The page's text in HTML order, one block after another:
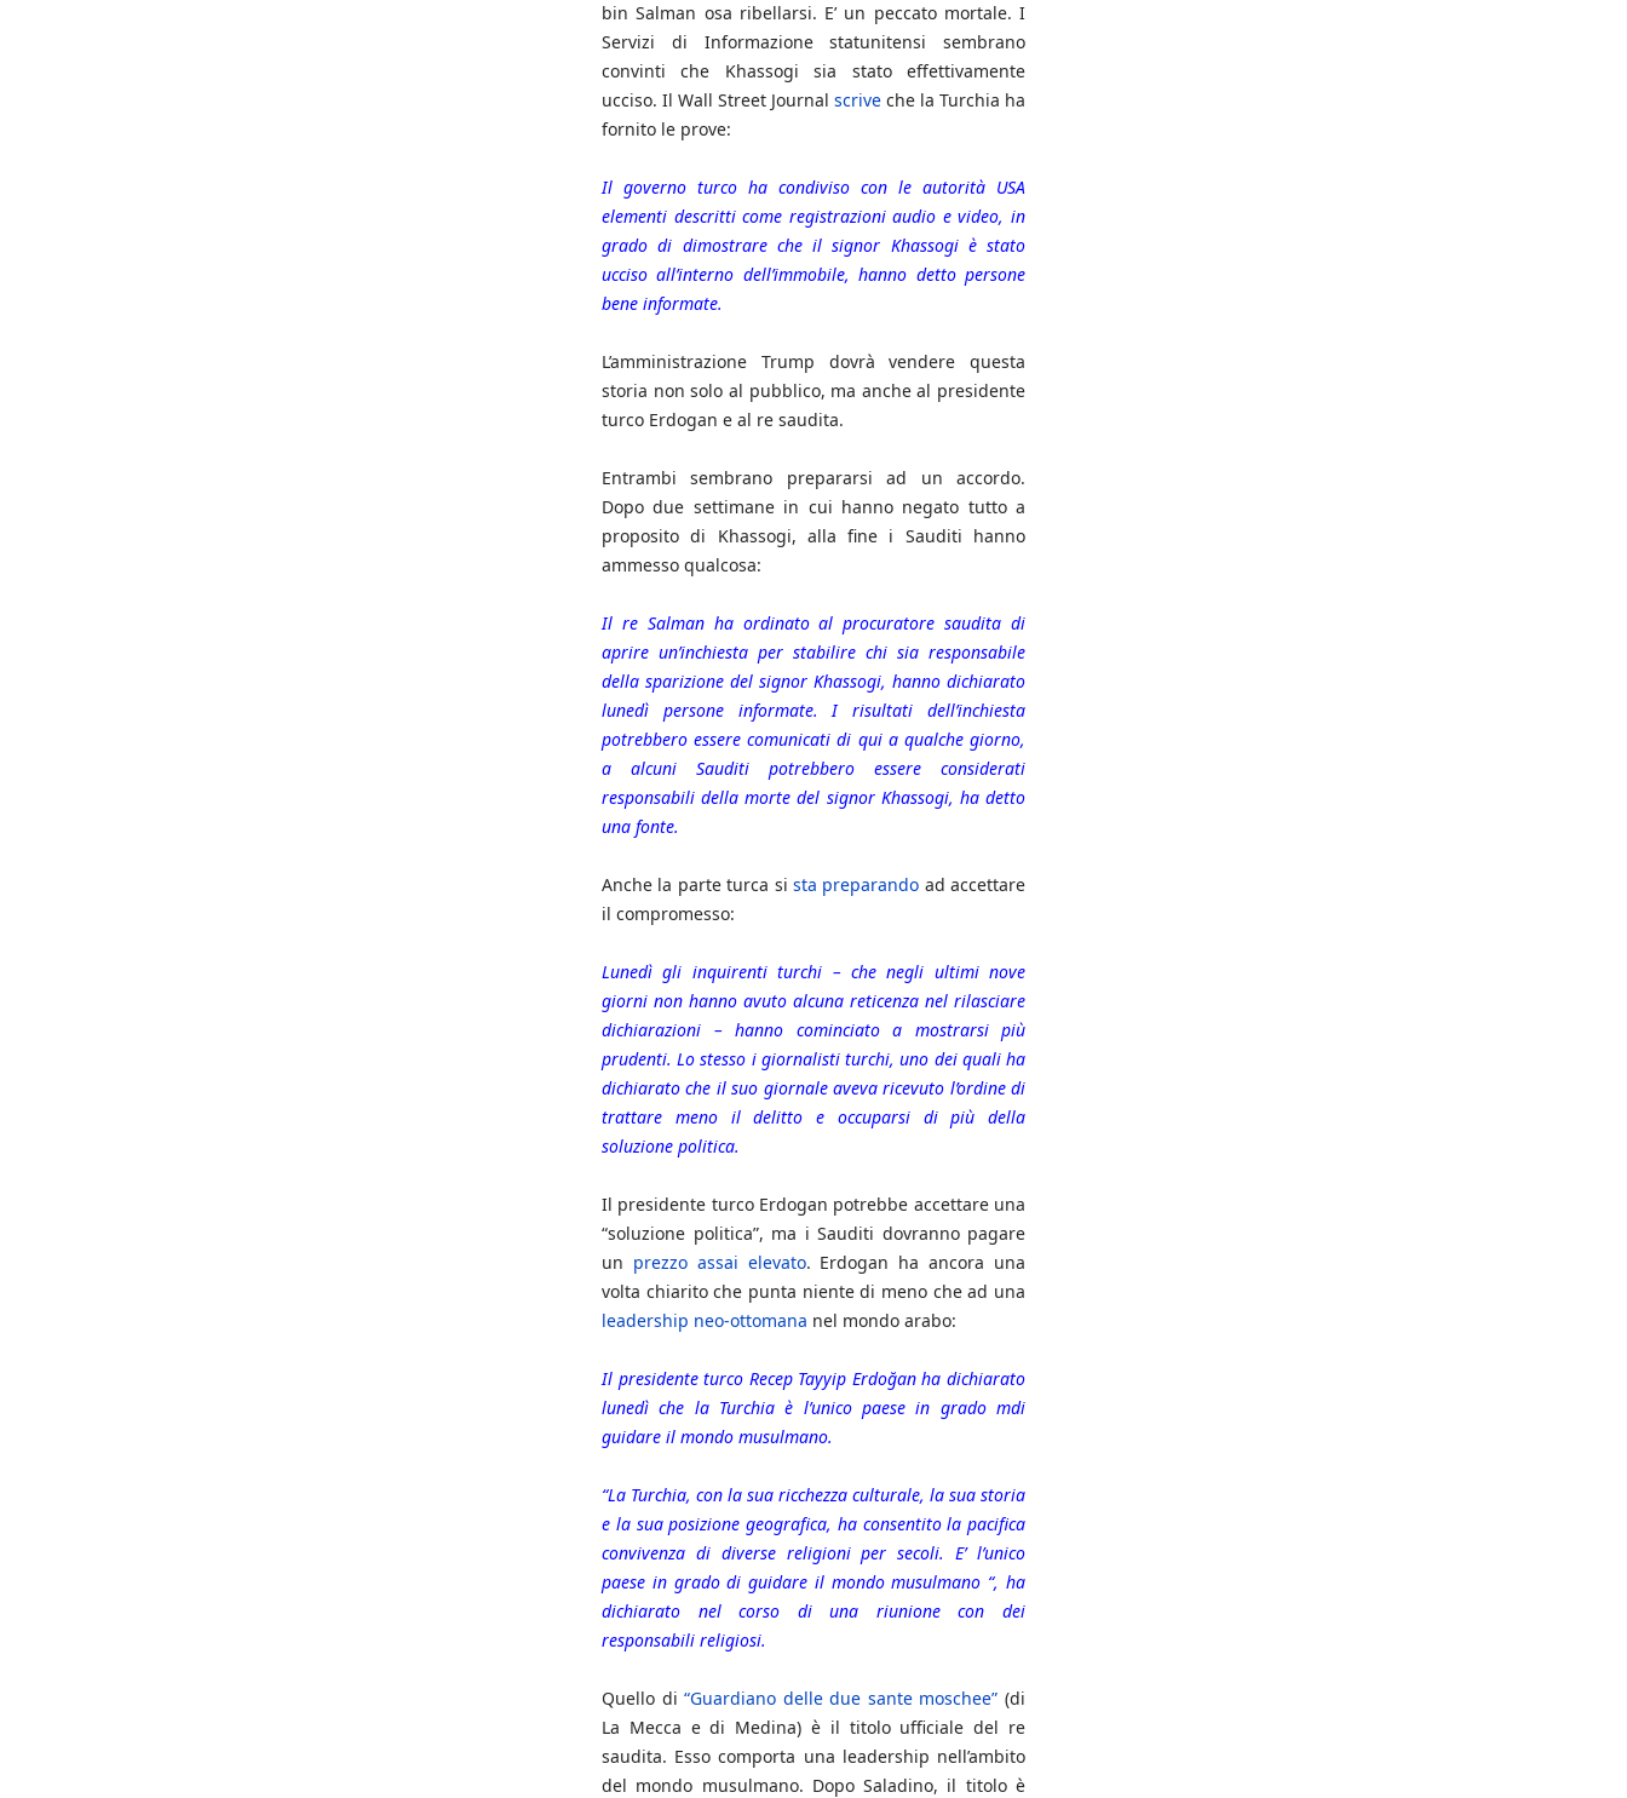
bin Salman osa ribellarsi. E’ un peccato mortale. I
Servizi di Informazione statunitensi sembrano
convinti che Khassogi sia stato effettivamente
ucciso. Il Wall Street Journal scrive che la Turchia ha
fornito le prove:
Il governo turco ha condiviso con le autorità USA
elementi descritti come registrazioni audio e video, in
grado di dimostrare che il signor Khassogi è stato
ucciso all’interno dell’immobile, hanno detto persone
bene informate.
L’amministrazione Trump dovrà vendere questa
storia non solo al pubblico, ma anche al presidente
turco Erdogan e al re saudita.
Entrambi sembrano prepararsi ad un accordo.
Dopo due settimane in cui hanno negato tutto a
proposito di Khassogi, alla fine i Sauditi hanno
ammesso qualcosa:
Il re Salman ha ordinato al procuratore saudita di
aprire un’inchiesta per stabilire chi sia responsabile
della sparizione del signor Khassogi, hanno dichiarato
lunedì persone informate. I risultati dell’inchiesta
potrebbero essere comunicati di qui a qualche giorno,
a alcuni Sauditi potrebbero essere considerati
responsabili della morte del signor Khassogi, ha detto
una fonte.
Anche la parte turca si sta preparando ad accettare
il compromesso:
Lunedì gli inquirenti turchi – che negli ultimi nove
giorni non hanno avuto alcuna reticenza nel rilasciare
dichiarazioni – hanno cominciato a mostrarsi più
prudenti. Lo stesso i giornalisti turchi, uno dei quali ha
dichiarato che il suo giornale aveva ricevuto l’ordine di
trattare meno il delitto e occuparsi di più della
soluzione politica.
Il presidente turco Erdogan potrebbe accettare una
“soluzione politica”, ma i Sauditi dovranno pagare
un prezzo assai elevato. Erdogan ha ancora una
volta chiarito che punta niente di meno che ad una
leadership neo-ottomana nel mondo arabo:
Il presidente turco Recep Tayyip Erdoğan ha dichiarato
lunedì che la Turchia è l’unico paese in grado mdi
guidare il mondo musulmano.
“La Turchia, con la sua ricchezza culturale, la sua storia
e la sua posizione geografica, ha consentito la pacifica
convivenza di diverse religioni per secoli. E’ l’unico
paese in grado di guidare il mondo musulmano “, ha
dichiarato nel corso di una riunione con dei
responsabili religiosi.
Quello di “Guardiano delle due sante moschee” (di
La Mecca e di Medina) è il titolo ufficiale del re
saudita. Esso comporta una leadership nell’ambito
del mondo musulmano. Dopo Saladino, il titolo è